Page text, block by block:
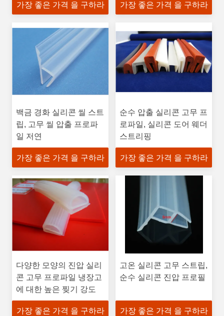
가장 좋은 가격 을 구하라
가장 좋은 가격 을 구하라
백금 경화 실리콘 씰 스트
립, 고무 씰 압출 프로파
일 저연
가장 좋은 가격 을 구하라
순수 압출 실리콘 고무 프
로파일, 실리콘 도어 웨더
스트리핑
가장 좋은 가격 을 구하라
다양한 모양의 진압 실리
콘 고무 프로파일 냉장고
에 대한 높은 찢기 강도
가장 좋은 가격 을 구하라
고온 실리콘 고무 스트립,
순수 실리콘 진압 프로필
가장 좋은 가격 을 구하라